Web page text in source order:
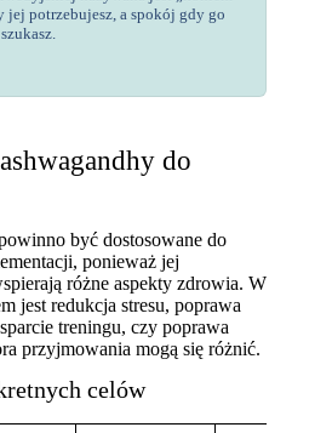
jej potrzebujesz, a spokój gdy go
szukasz.
do
być dostosowane do
ponieważ jej
różne aspekty zdrowia. W
jest redukcja stresu, poprawa
treningu, czy poprawa
przyjmowania mogą się różnić.
celów